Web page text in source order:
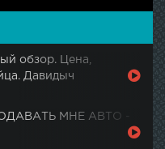
обзор. Цена,
Давидыч
МНЕ АВТО -